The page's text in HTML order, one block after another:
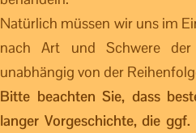
Natürlich müssen wir uns im
nach Art und Schwere der
unabhängig von der
Bitte beachten Sie, dass
langer Vorgeschichte, die